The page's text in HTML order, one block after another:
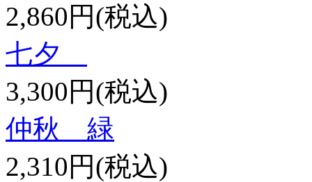
2,860円(税込)
七夕
3,300円(税込)
仲秋 緑
2,310円(税込)